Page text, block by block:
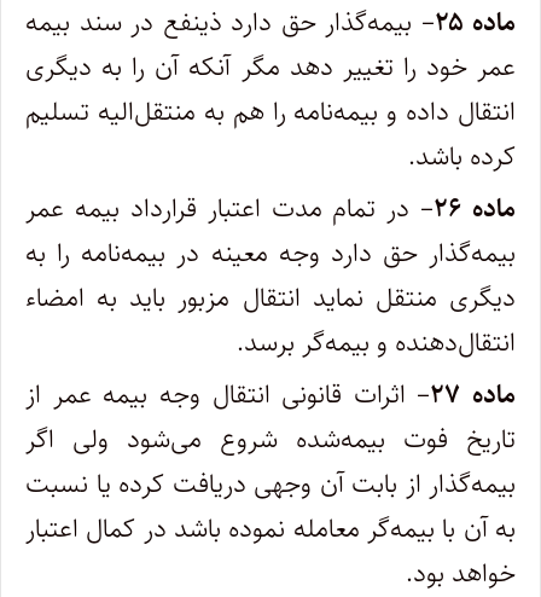
ماده ۲۵
– بیمه‌گذار حق دارد ذینفع در سند بیمه
عمر خود را تغییر دهد مگر آنکه آن را به دیگری
انتقال داده و بیمه‌نامه را هم به منتقل‌الیه تسلیم
کرده باشد.
ماده ۲۶
– در تمام مدت اعتبار قرارداد بیمه عمر
بیمه‌گذار حق دارد وجه معینه در بیمه‌نامه را به
دیگری منتقل نماید انتقال مزبور باید به امضاء
انتقال‌دهنده و بیمه‌گر برسد.
ماده ۲۷
– اثرات قانونی انتقال وجه بیمه عمر از
تاریخ فوت بیمه‌شده شروع می‌شود ولی اگر
بیمه‌گذار از بابت آن وجهی دریافت کرده یا نسبت
به آن با بیمه‌گر معامله نموده باشد در کمال اعتبار
خواهد بود.